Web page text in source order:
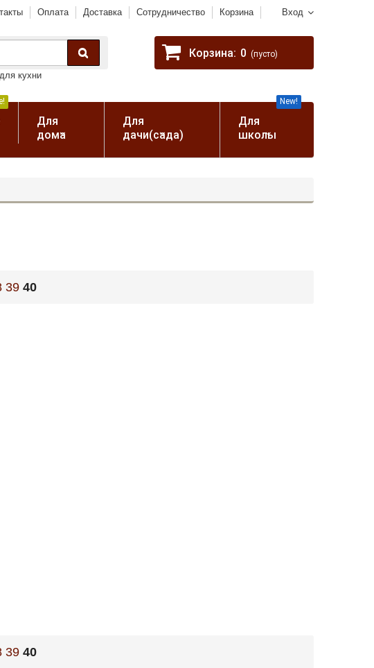
Вход
Оплата Доставка Сотрудничество Корзина
кухни
Корзина: 0 (пусто)
Для
дома
Для
дачи(сада)
Для
школы
New!
39 40
39 40